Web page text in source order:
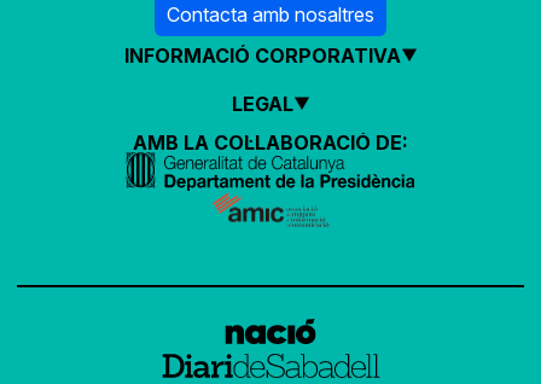
Contacta amb nosaltres
INFORMACIÓ CORPORATIVA
LEGAL
AMB LA COL·LABORACIÓ DE: